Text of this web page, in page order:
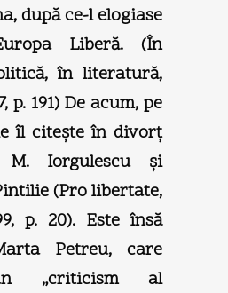
după ce-l elogiase
Liberă. (În
în literatură,
p. 191) De acum, pe
îl citeşte în divorţ
Iorgulescu şi
(Pro libertate,
p. 20). Este însă
Petreu, care
„criticism al